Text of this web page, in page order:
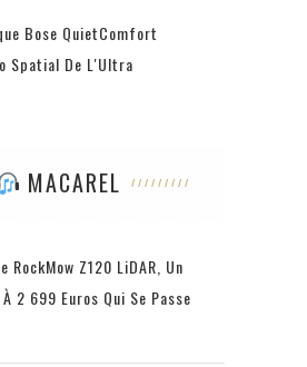
Bose QuietComfort
Spatial De L'Ultra
MACAREL
RockMow Z120 LiDAR, Un
2 699 Euros Qui Se Passe